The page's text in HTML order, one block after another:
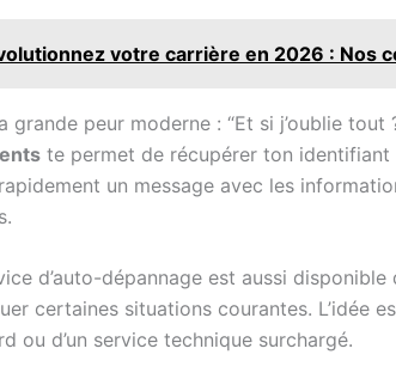
votre carrière en 2026 : Nos
grande peur moderne : “Et si j’oublie
te permet de récupérer ton identifiant
un message avec les
d’auto-dépannage est aussi
certaines situations courantes. L’idée
ou d’un service technique surchargé.